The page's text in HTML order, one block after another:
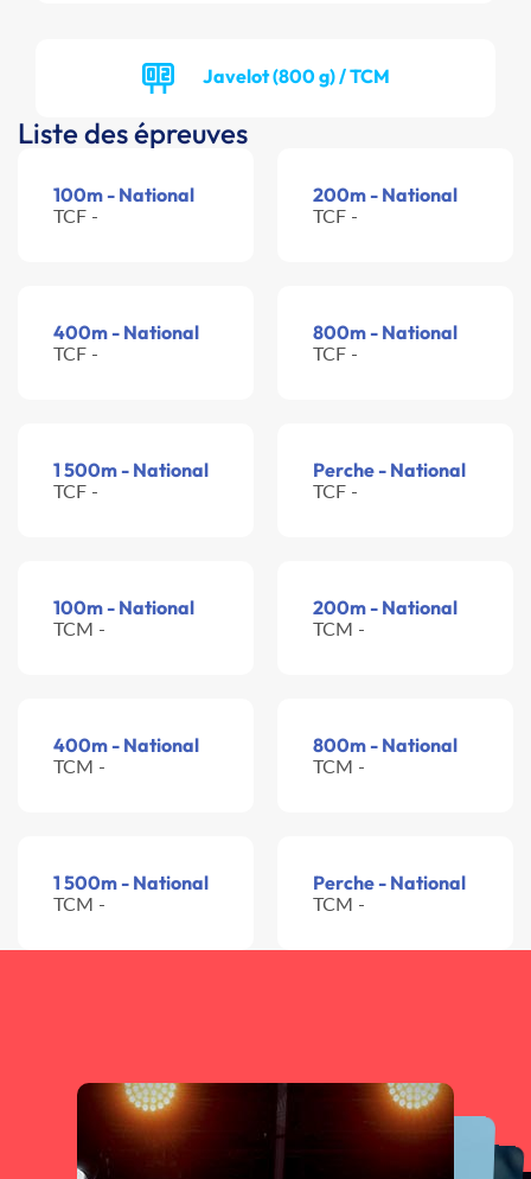
Javelot (800 g) / TCM
Liste des épreuves
100m - National
TCF -
200m - National
TCF -
400m - National
TCF -
800m - National
TCF -
1 500m - National
TCF -
Perche - National
TCF -
100m - National
TCM -
200m - National
TCM -
400m - National
TCM -
800m - National
TCM -
1 500m - National
TCM -
Perche - National
TCM -